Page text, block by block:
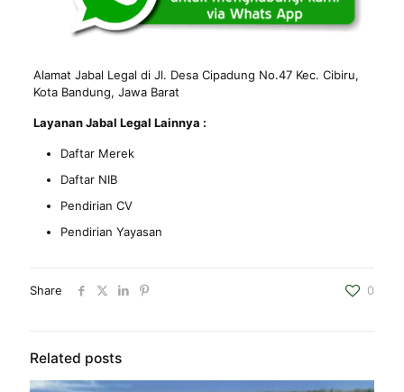
Alamat Jabal Legal di Jl. Desa Cipadung No.47 Kec. Cibiru,
Kota Bandung, Jawa Barat
Layanan Jabal Legal Lainnya :
Daftar Merek
Daftar NIB
Pendirian CV
Pendirian Yayasan
Share 0
Related posts